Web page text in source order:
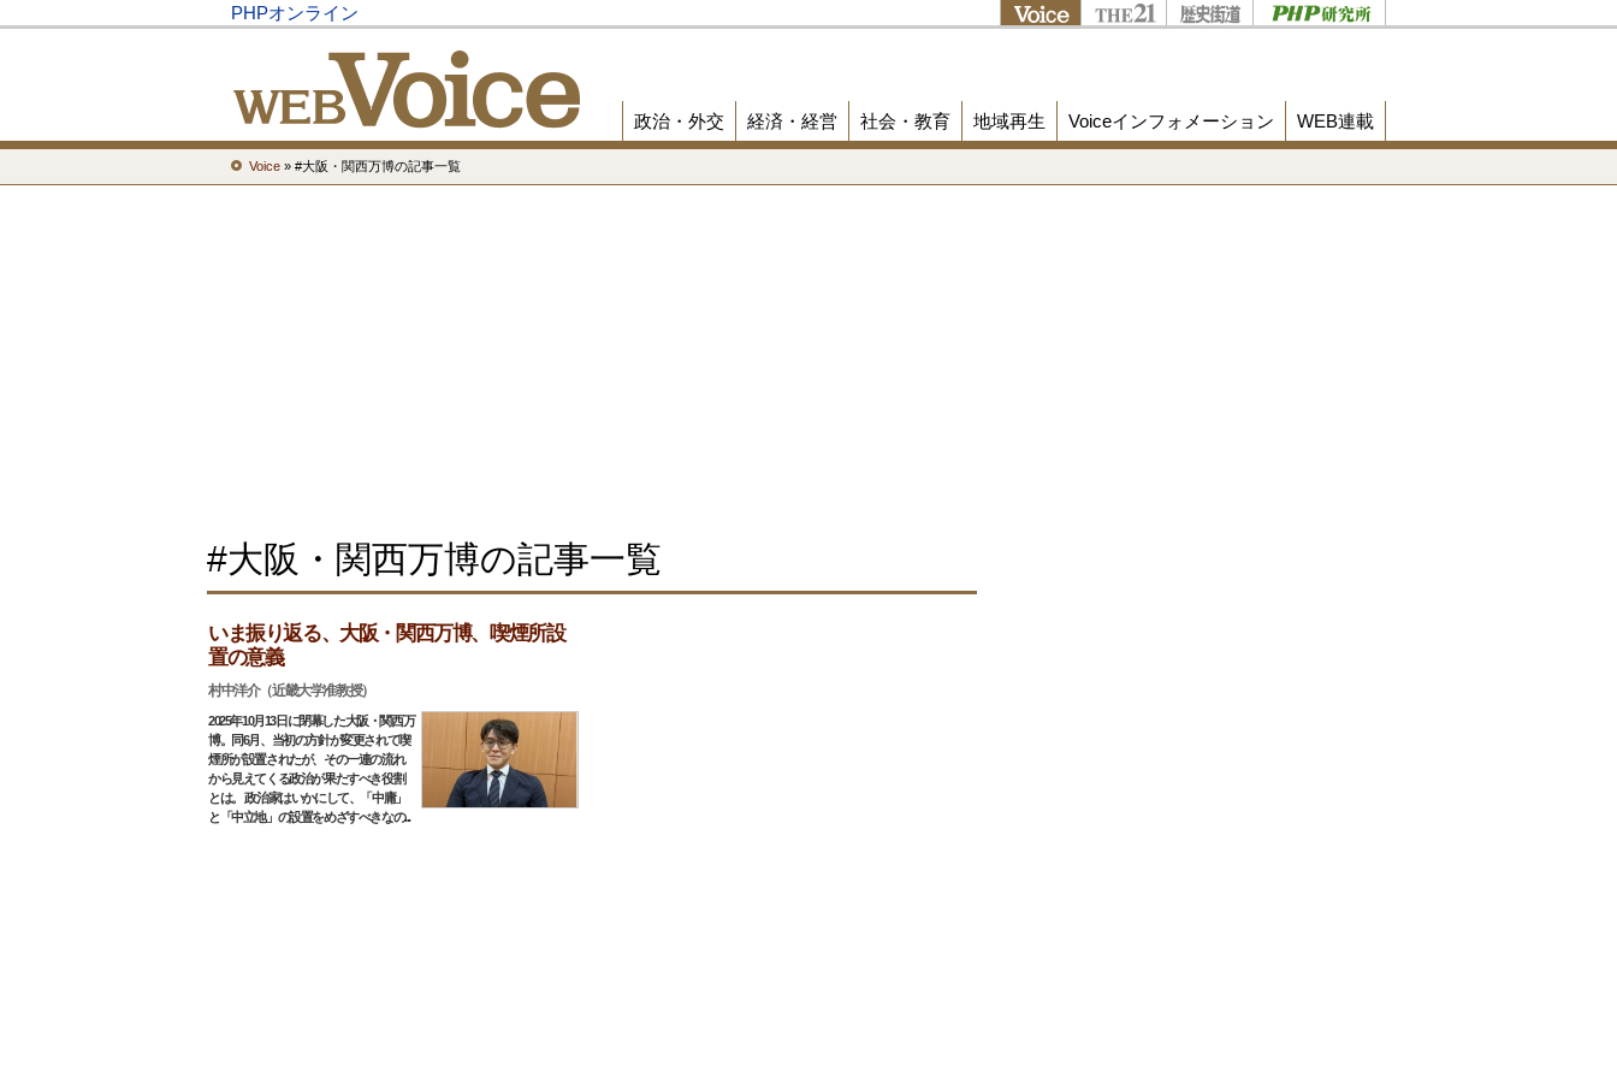
PHPオンライン
政治・外交 経済・経営 社会・教育 地域再生 Voiceインフォメーション WEB連載
Voice » #大阪・関西万博の記事一覧
#大阪・関西万博の記事一覧
いま振り返る、大阪・関西万博、喫煙所設
置の意義
村中洋介（近畿大学准教授）
2025年10月13日に閉幕した大阪・関西万
博。同6月、当初の方針が変更されて喫
煙所が設置されたが、その一連の流れ
から見えてくる政治が果たすべき役割
とは。 政治家はいかにして、「中庸」
と「中立地」の設置をめざすべきなの...